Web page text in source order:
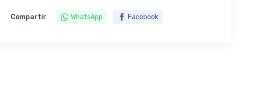
Compartir WhatsApp Facebook